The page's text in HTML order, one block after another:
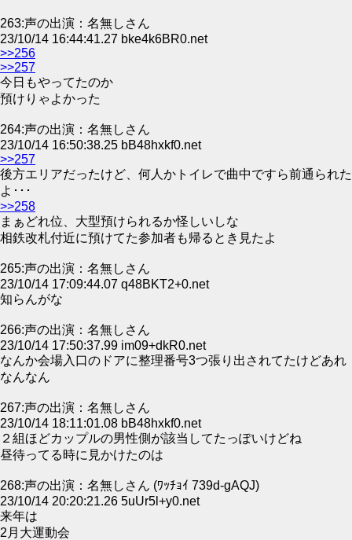
263:声の出演：名無しさん
23/10/14 16:44:41.27 bke4k6BR0.net
>>256
>>257
今日もやってたのか
預けりゃよかった
264:声の出演：名無しさん
23/10/14 16:50:38.25 bB48hxkf0.net
>>257
後方エリアだったけど、何人かトイレで曲中ですら前通られた
よ･･･
>>258
まぁどれ位、大型預けられるか怪しいしな
相鉄改札付近に預けてた参加者も帰るとき見たよ
265:声の出演：名無しさん
23/10/14 17:09:44.07 q48BKT2+0.net
知らんがな
266:声の出演：名無しさん
23/10/14 17:50:37.99 im09+dkR0.net
なんか会場入口のドアに整理番号3つ張り出されてたけどあれ
なんなん
267:声の出演：名無しさん
23/10/14 18:11:01.08 bB48hxkf0.net
２組ほどカップルの男性側が該当してたっぽいけどね
昼待ってる時に見かけたのは
268:声の出演：名無しさん (ﾜｯﾁｮｲ 739d-gAQJ)
23/10/14 20:20:21.26 5uUr5l+y0.net
来年は
2月大運動会